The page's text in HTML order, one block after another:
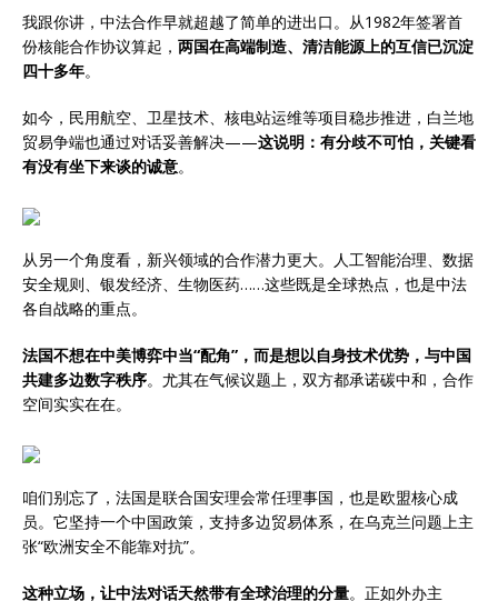
我跟你讲，中法合作早就超越了简单的进出口。从1982年签署首
份核能合作协议算起， 两国在高端制造、清洁能源上的互信已沉淀
四十多年。
如今，民用航空、卫星技术、核电站运维等项目稳步推进，白兰地
贸易争端也通过对话妥善解决——这说明：有分歧不可怕，关键看
有没有坐下来谈的诚意。
从另一个角度看，新兴领域的合作潜力更大。人工智能治理、数据
安全规则、银发经济、生物医药……这些既是全球热点，也是中法
各自战略的重点。
法国不想在中美博弈中当“配角”，而是想以自身技术优势，与中国
共建多边数字秩序。尤其在气候议题上，双方都承诺碳中和，合作
空间实实在在。
咱们别忘了，法国是联合国安理会常任理事国，也是欧盟核心成
员。它坚持一个中国政策，支持多边贸易体系，在乌克兰问题上主
张“欧洲安全不能靠对抗”。
这种立场，让中法对话天然带有全球治理的分量。正如外办主